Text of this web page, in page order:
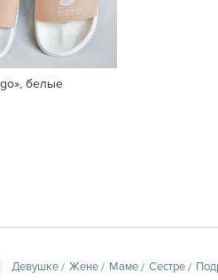
белые
Девушке Жене Маме Сестре